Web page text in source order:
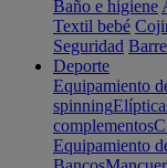
Baño e higiene
Textil bebé
Seguridad
Deporte
Equipamiento
spinning
complementos
Equipamiento